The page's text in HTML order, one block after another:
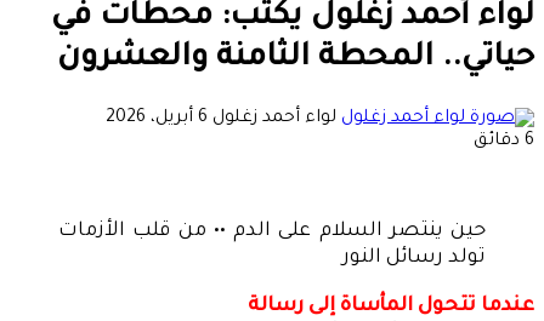
لواء أحمد زغلول يكتب: محطات في
حياتي.. المحطة الثامنة والعشرون
لواء أحمد زغلول أرسل
6 أبريل، 2026
6 دقائق
حين ينتصر السلام على الدم •• من قلب الأزمات
تولد رسائل النور
عندما تتحول المأساة إلى رسالة